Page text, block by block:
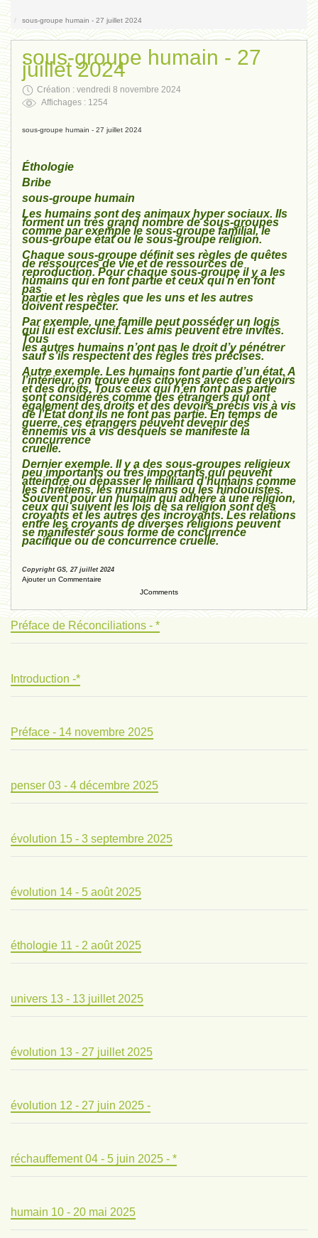
sous-groupe humain - 27 juillet 2024
sous-groupe humain - 27
juillet 2024
Création : vendredi 8 novembre 2024
Affichages : 1254
sous-groupe humain - 27 juillet 2024
Éthologie
Bribe
sous-groupe humain
Les humains sont des animaux hyper sociaux. Ils
forment un très grand nombre de sous-groupes
comme par exemple le sous-groupe familial, le
sous-groupe état ou le sous-groupe religion.
Chaque sous-groupe définit ses règles de quêtes
de ressources de vie et de ressources de
reproduction. Pour chaque sous-groupe il y a les
humains qui en font partie et ceux qui n’en font
pas
partie et les règles que les uns et les autres
doivent respecter.
Par exemple, une famille peut posséder un logis
qui lui est exclusif. Les amis peuvent être invités.
Tous
les autres humains n’ont pas le droit d’y pénétrer
sauf s’ils respectent des règles très précises.
Autre exemple. Les humains font partie d’un état. A
l’intérieur, on trouve des citoyens avec des devoirs
et des droits. Tous ceux qui n’en font pas partie
sont considérés comme des étrangers qui ont
également des droits et des devoirs précis vis à vis
de l’État dont ils ne font pas partie. En temps de
guerre, ces étrangers peuvent devenir des
ennemis vis à vis desquels se manifeste la
concurrence
cruelle.
Dernier exemple. Il y a des sous-groupes religieux
peu importants ou très importants qui peuvent
atteindre ou dépasser le milliard d’humains comme
les chrétiens, les musulmans ou les hindouistes.
Souvent pour un humain qui adhère à une religion,
ceux qui suivent les lois de sa religion sont des
croyants et les autres des incroyants. Les relations
entre les croyants de diverses religions peuvent
se manifester sous forme de concurrence
pacifique ou de concurrence cruelle.
Copyright GS, 27 juillet 2024
Ajouter un Commentaire
JComments
Préface de Réconciliations - *
Introduction -*
Préface - 14 novembre 2025
penser 03 - 4 décembre 2025
évolution 15 - 3 septembre 2025
évolution 14 - 5 août 2025
éthologie 11 - 2 août 2025
univers 13 - 13 juillet 2025
évolution 13 - 27 juillet 2025
évolution 12 - 27 juin 2025 -
réchauffement 04 - 5 juin 2025 - *
humain 10 - 20 mai 2025